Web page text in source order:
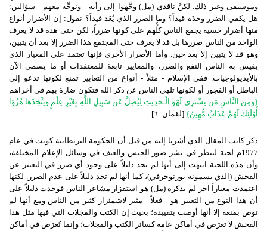
وموسيقى وغير ذلك لكنَّ ناقدي (مل)وجَّهوا إلى رأيه - ونوجِّه معهم - سؤالين:
هل يكفي الضرر وحدَه قيداً؟ وما الضرر الذي يُعَد قيداً؟ نقول: إن الأضرار أنواع
منها أضرار حسية يجمع الناس كلُّهم على كونها ضرراً، لكن حتى هذه قد لا يعرف
الواحد من الناس ضررها بل قد لا يعرف حتى المجتمع هذا الضرر إلا بعد أن يتبين،
وهو قد لا يتبين إلا بعد حين وأما الأضرار الأخرى فإنها تعتمد على المعيار الذي
يقيس به الناس النفع والضرر، والمعايير تابعة للمعتقدات أو ما يسمى الآن
بالأيديولوجيات ففي الإسلام - مثلاً- أنواع من التعابير تمنع لكونها تدعو إلى
الباطل أو الفجور أو لكونها تلهي الناس عن ذكر الله فتكون ضارة بهم في أخراهم
{وَمِنَ النَّاسِ مَن يَشْتَرِي لَهْوَ الْـحَدِيثِ لِيُضِلَّ عَن سَبِيلِ اللَّهِ بِغَيْرِ عِلْمٍ وَيَتَّخِذَهَا هُزُوًا
أُوْلَئِكَ لَهُمْ عَذَابٌ مُّهِينٌ}
[لقمان: ٦].
ذكر كاتب المقال الذي أشرنا إليه من قبل أن الحكومة البريطانية كونت في عام
1977م لجنة لتنظر في نشر صور الجنس والعنف في وسائل الإعلام المختلفة،
وأن هذه اللجنة انتهت إلى أنها لم تجد دليلاً على وجود أي ضرر في التعبير عن
الفحش (الذي يسمونه بورنوجرفي)، كما أنها لم تجد دليلاً على عدم الضرر. لكنها
اعتمدت معياراً آخر لم يذكره (مل) هو استفزار مشاعر الناس فوجدت دليلاً على
أن هذا النوع من التعبير هو - فعلاً- مثير لاشمئزار كثير من الناس ومع أنها لم
توص بمنعه إلا أنها أوصت بتقييده؛ بحيث إن الكتب والمجلات التي فيها مثل هذا
الفحش لا تعرَض في أماكن عامة كسائر الكتب والمجلات؛ وإنما تُعرَض في أماكن